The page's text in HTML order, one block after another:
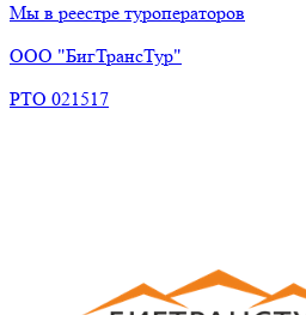
Мы в реестре туроператоров
ООО "БигТрансТур"
РТО 021517